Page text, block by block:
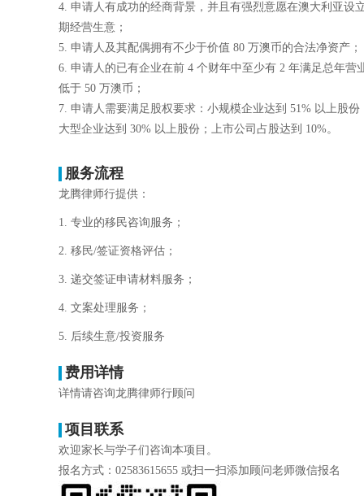
4. 申请人有成功的经商背景，并且有强烈意愿在澳大利亚设
期经营生意；
5. 申请人及其配偶拥有不少于价值 80 万澳币的合法净资产；
6. 申请人的已有企业在前 4 个财年中至少有 2 年满足总年营
低于 50 万澳币；
7. 申请人需要满足股权要求：小规模企业达到 51% 以上股份
大型企业达到 30% 以上股份；上市公司占股达到 10%。
服务流程
龙腾律师行提供：
1. 专业的移民咨询服务；
2. 移民/签证资格评估；
3. 递交签证申请材料服务；
4. 文案处理服务；
5. 后续生意/投资服务
费用详情
详情请咨询龙腾律师行顾问
项目联系
欢迎家长与学子们咨询本项目。
报名方式：02583615655 或扫一扫添加顾问老师微信报名